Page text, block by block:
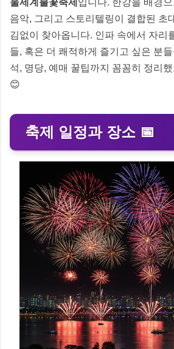
음악, 그리고 스토리텔링이 결합된 초
김없이 찾아옵니다. 인파 속에서 자리
들, 혹은 더 쾌적하게 즐기고 싶은 분
석, 명당, 예매 꿀팁까지 꼼꼼히 정리
😊
축제 일정과 장소 📅